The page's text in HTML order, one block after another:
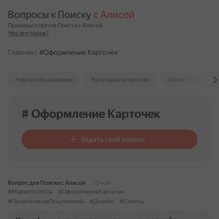
Вопросы к Поиску с Алисой
Примеры ответов Поиска с Алисой
Что это такое?
Главная / #Оформление Карточек
Наука и образование Культура и искусство Психология и
# Оформление Карточек
Задать свой вопрос
Вопрос для Поиска с Алисой
13 мая
#Маркетплейсы
#ОформлениеКарточек
#ПривлечениеПокупателей
#Дизайн #Советы